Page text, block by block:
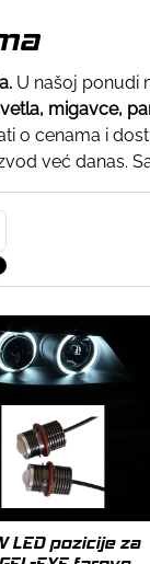
U našoj ponudi
migavce,
o cenama i
već danas.
LED pozicije za